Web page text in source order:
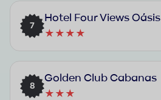
7
Hotel Four Views Oásis
★★★★
8
Golden Club Cabanas
★★★